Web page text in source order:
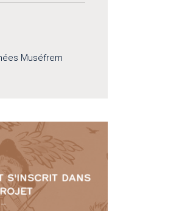
Muséfrem
S'INSCRIT DANS
–